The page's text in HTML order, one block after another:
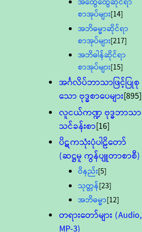
စာအုပ်များ[14]
အဘိဓမ္မာဆိုင်ရာ
စာအုပ်များ[217]
အဘိဓါန်ဆိုင်ရာ
စာအုပ်များ[15]
အင်္ဂလိပ်ဘာသာဖြင့်ပြုစု
သော ဗုဒ္ဓစာပေများ[895]
လူငယ်ကဏ္ဍ ဗုဒ္ဓဘာသာ
သင်ခန်းစာ[16]
ပိဋကသုံးပုံပါဠိတော်
(ဆဋ္ဌမူ ကွန်ပျူတာစာစီ)
ဝိနည်း[5]
သုတ္တန်[23]
အဘိဓမ္မာ[12]
တရားတော်များ (Audio,
MP-3)